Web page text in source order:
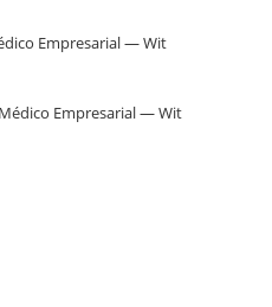
Empresarial — Wit
Empresarial — Wit